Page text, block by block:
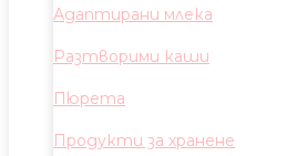
Адаптирани млека
Разтворими каши
Пюрета
Продукти за хранене